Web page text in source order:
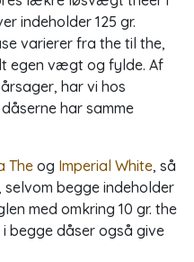
indeholder 125 gr.
varierer fra the til the,
egen vægt og fylde. Af
har vi hos
har samme
The og Imperial White, så
begge indeholder
med omkring 10 gr. the
i begge dåser også give